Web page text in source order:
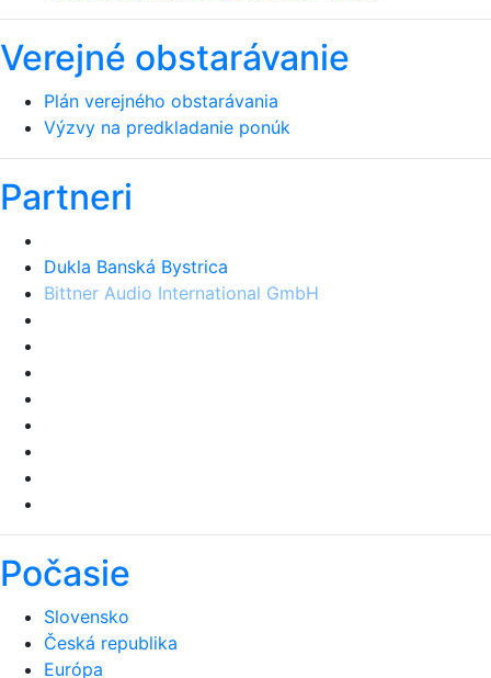
Verejné obstarávanie
Plán verejného obstarávania
Výzvy na predkladanie ponúk
Partneri
Bittner Audio International GmbH
Počasie
Slovensko
Česká republika
Európa